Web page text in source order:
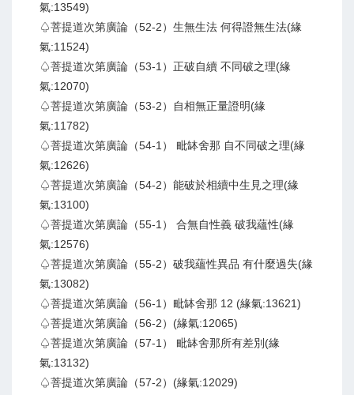
氣:13549)
♤菩提道次第廣論（52-2）生無生法 何得證無生法(緣
氣:11524)
♤菩提道次第廣論（53-1）正破自續 不同破之理(緣
氣:12070)
♤菩提道次第廣論（53-2）自相無正量證明(緣
氣:11782)
♤菩提道次第廣論（54-1） 毗缽舍那 自不同破之理(緣
氣:12626)
♤菩提道次第廣論（54-2）能破於相續中生見之理(緣
氣:13100)
♤菩提道次第廣論（55-1） 合無自性義 破我蘊性(緣
氣:12576)
♤菩提道次第廣論（55-2）破我蘊性異品 有什麼過失(緣
氣:13082)
♤菩提道次第廣論（56-1）毗缽舍那 12 (緣氣:13621)
♤菩提道次第廣論（56-2）(緣氣:12065)
♤菩提道次第廣論（57-1） 毗缽舍那所有差別(緣
氣:13132)
♤菩提道次第廣論（57-2）(緣氣:12029)